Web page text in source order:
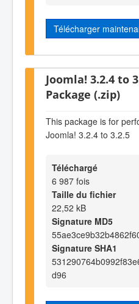
Télécharger
Joomla! 3.2.4 to
Package (.zip)
This package is for
Joomla! 3.2.4 to 3.2.5
Téléchargé
6 987 fois
Taille du fichier
22,52 kB
Signature MD5
Signature SHA1
d96